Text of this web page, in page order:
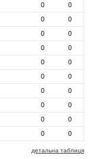
0
0
0
0
0
0
0
0
0
0
0
0
0
0
0
0
0
0
0 0
детальна таблиця